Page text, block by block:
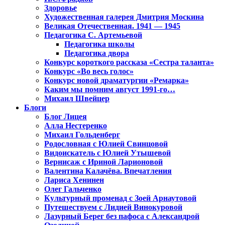
Здоровье
Художественная галерея Дмитрия Москина
Великая Отечественная. 1941 — 1945
Педагогика С. Артемьевой
Педагогика школы
Педагогика двора
Конкурс короткого рассказа «Сестра таланта»
Конкурс «Во весь голос»
Конкурс новой драматургии «Ремарка»
Каким мы помним август 1991-го…
Михаил Швейцер
Блоги
Блог Лицея
Алла Нестеренко
Михаил Гольденберг
Родословная с Юлией Свинцовой
Видоискатель с Юлией Утышевой
Вернисаж с Ириной Ларионовой
Валентина Калачёва. Впечатления
Лариса Хенинен
Олег Гальченко
Культурный променад с Зоей Арнаутовой
Путешествуем с Лидией Винокуровой
Лазурный Берег без пафоса с Александрой